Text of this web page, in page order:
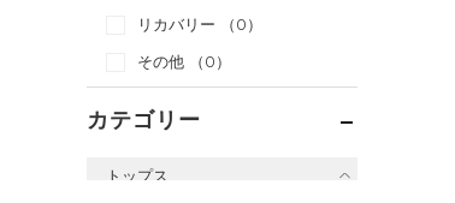
リカバリー
（0）
その他
（0）
カテゴリー
トップス